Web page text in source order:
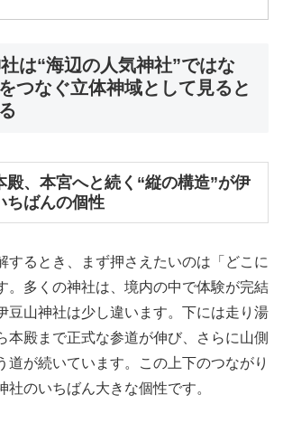
は“海辺の人気神社”ではな
つなぐ立体神域として見ると
殿、本宮へと続く“縦の構造”が伊
ちばんの個性
するとき、まず押さえたいのは「どこに
。多くの神社は、境内の中で体験が完結
豆山神社は少し違います。下には走り湯
本殿まで正式な参道が伸び、さらに山側
道が続いています。この上下のつながり
社のいちばん大きな個性です。